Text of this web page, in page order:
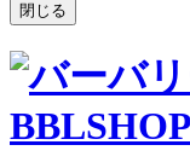
閉じる